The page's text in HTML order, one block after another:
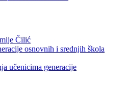
Čilić
osnovnih i srednjih škola
učenicima generacije